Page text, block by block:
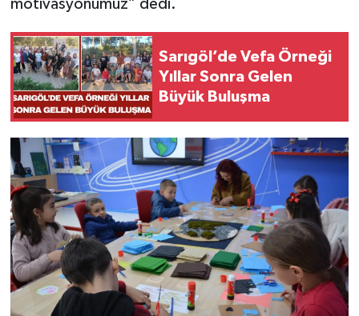
motivasyonumuz” dedi.
Sarıgöl’de Vefa Örneği
Yıllar Sonra Gelen
Büyük Buluşma